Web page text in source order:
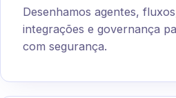
Desenhamos agentes,
integrações e governança
com segurança.